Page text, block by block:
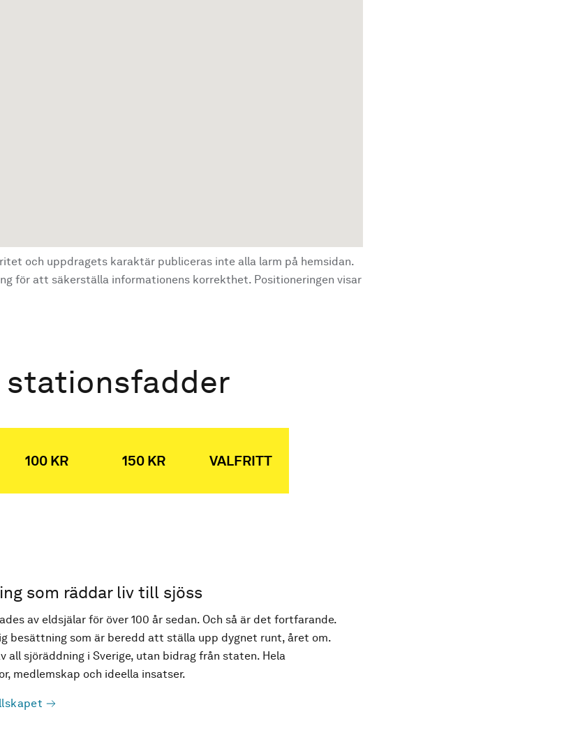
och uppdragets karaktär publiceras inte alla larm på hemsidan.
för att säkerställa informationens korrekthet. Positioneringen visar
stationsfadder
100 KR 150 KR VALFRITT
som räddar liv till sjöss
av eldsjälar för över 100 år sedan. Och så är det fortfarande.
besättning som är beredd att ställa upp dygnet runt, året om.
all sjöräddning i Sverige, utan bidrag från staten. Hela
medlemskap och ideella insatser.